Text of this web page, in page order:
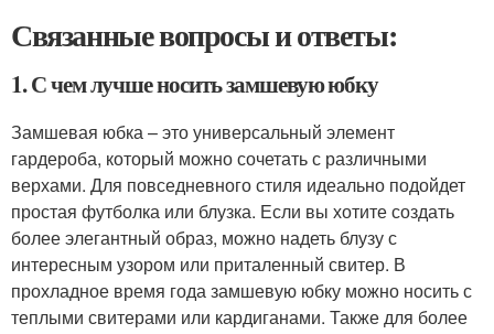
Связанные вопросы и ответы:
1. С чем лучше носить замшевую юбку
Замшевая юбка – это универсальный элемент
гардероба, который можно сочетать с различными
верхами. Для повседневного стиля идеально подойдет
простая футболка или блузка. Если вы хотите создать
более элегантный образ, можно надеть блузу с
интересным узором или приталенный свитер. В
прохладное время года замшевую юбку можно носить с
теплыми свитерами или кардиганами. Также для более